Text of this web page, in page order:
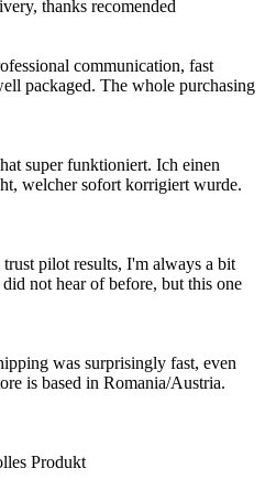
thanks recomended
communication, fast
packaged. The whole purchasing
super funktioniert. Ich einen
welcher sofort korrigiert wurde.
pilot results, I'm always a bit
not hear of before, but this one
was surprisingly fast, even
is based in Romania/Austria.
Produkt